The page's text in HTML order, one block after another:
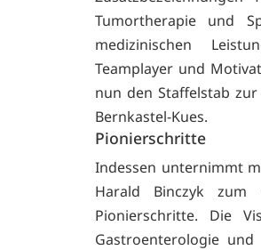
Tumortherapie und
medizinischen
Teamplayer und
nun den Staffelstab
Bernkastel-Kues.
Pionierschritte
Indessen unternimmt
Harald Binczyk zum
Pionierschritte. Die
Gastroenterologie